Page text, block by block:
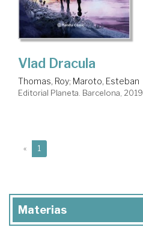
Vlad Dracula
Thomas, Roy; Maroto, Esteban
Editorial Planeta. Barcelona, 2019
« 1
Materias